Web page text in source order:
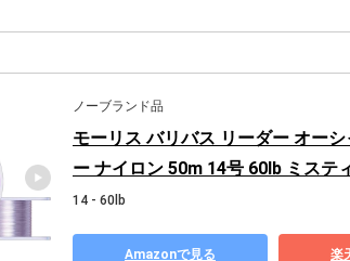
ノーブランド品
モーリス バリバス リーダー オー
ー ナイロン 50m 14号 60lb ミステ
14 - 60lb
Amazonで見る 楽